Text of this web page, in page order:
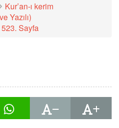
Kur’an-ı kerim
Yazılı)
523. Sayfa